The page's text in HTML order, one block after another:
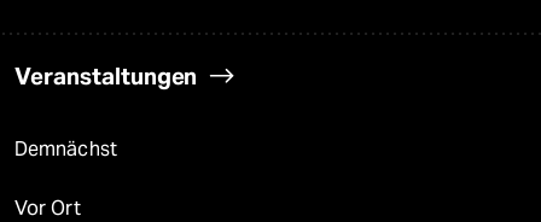
Veranstaltungen
Demnächst
Vor Ort